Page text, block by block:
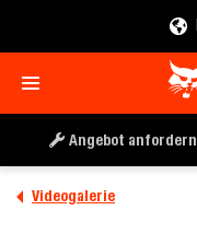
Angebot anfordern
Videogalerie